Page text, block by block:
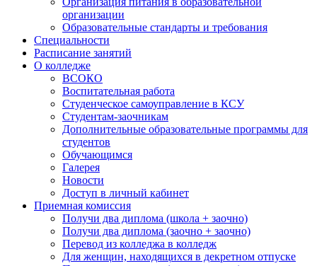
организации
Образовательные стандарты и требования
Специальности
Расписание занятий
О колледже
ВСОКО
Воспитательная работа
Студенческое самоуправление в КСУ
Студентам-заочникам
Дополнительные образовательные программы для
студентов
Обучающимся
Галерея
Новости
Доступ в личный кабинет
Приемная комиссия
Получи два диплома (школа + заочно)
Получи два диплома (заочно + заочно)
Перевод из колледжа в колледж
Для женщин, находящихся в декретном отпуске